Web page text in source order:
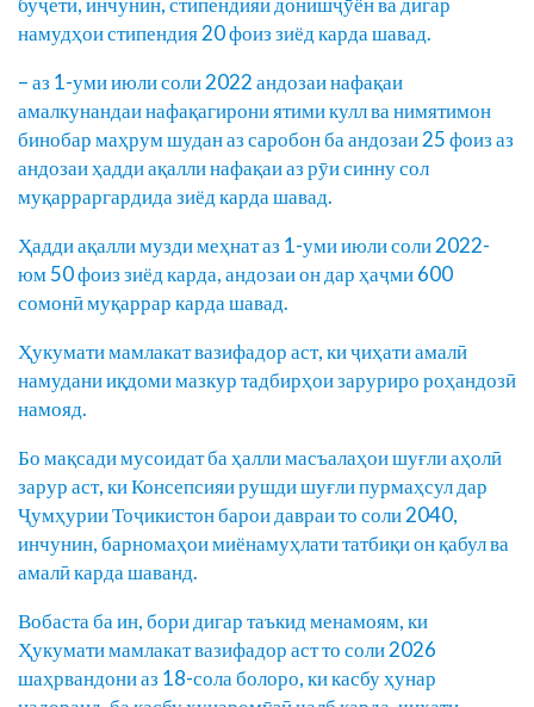
намудҳои стипендия 20 фоиз зиёд карда шавад.
– аз 1-уми июли соли 2022 андозаи нафақаи
амалкунандаи нафақагирони ятими кулл ва нимятимон
бинобар маҳрум шудан аз саробон ба андозаи 25 фоиз аз
андозаи ҳадди ақалли нафақаи аз рӯи синну сол
муқарраргардида зиёд карда шавад.
Ҳадди ақалли музди меҳнат аз 1-уми июли соли 2022-
юм 50 фоиз зиёд карда, андозаи он дар ҳаҷми 600
сомонӣ муқаррар карда шавад.
Ҳукумати мамлакат вазифадор аст, ки ҷиҳати амалӣ
намудани иқдоми мазкур тадбирҳои заруриро роҳандозӣ
намояд.
Бо мақсади мусоидат ба ҳалли масъалаҳои шуғли аҳолӣ
зарур аст, ки Консепсияи рушди шуғли пурмаҳсул дар
Ҷумҳурии Тоҷикистон барои давраи то соли 2040,
инчунин, барномаҳои миёнамуҳлати татбиқи он қабул ва
амалӣ карда шаванд.
Вобаста ба ин, бори дигар таъкид менамоям, ки
Ҳукумати мамлакат вазифадор аст то соли 2026
шаҳрвандони аз 18-сола болоро, ки касбу ҳунар